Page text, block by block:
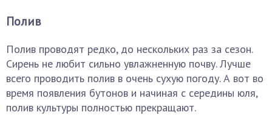
Полив
Полив проводят редко, до нескольких раз за сезон.
Сирень не любит сильно увлажненную почву. Лучше
всего проводить полив в очень сухую погоду. А вот во
время появления бутонов и начиная с середины юля,
полив культуры полностью прекращают.